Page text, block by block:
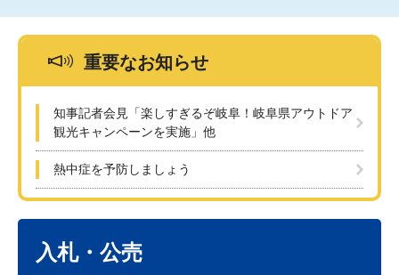
重要なお知らせ
知事記者会見「楽しすぎるぞ岐阜！岐阜県アウトドア
観光キャンペーンを実施」他
熱中症を予防しましょう
入札・公売